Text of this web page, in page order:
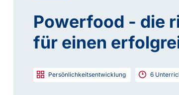
Powerfood - die
für einen
Persönlichkeitsentwicklung 6